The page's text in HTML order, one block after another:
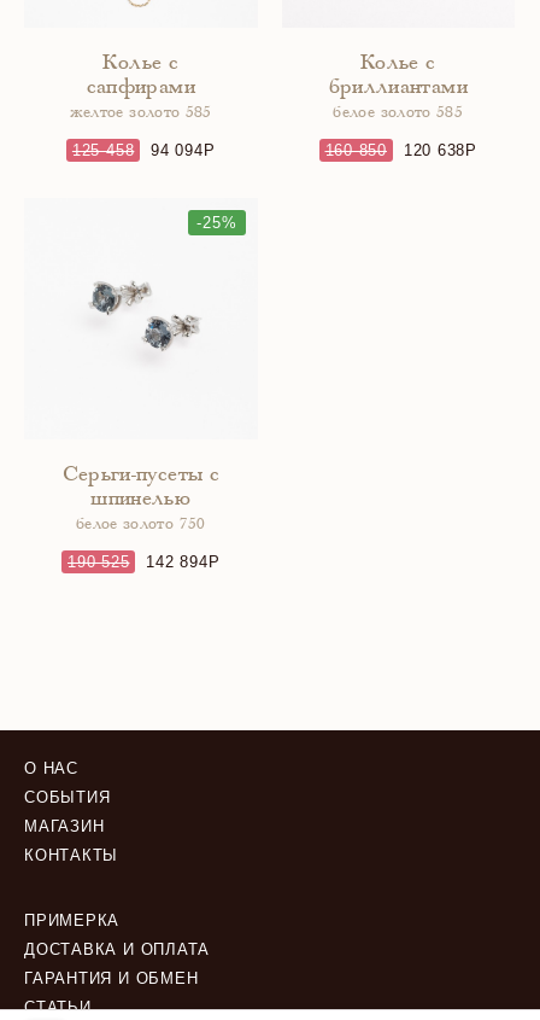
Колье с
сапфирами
желтое золото 585
125 458 94 094
Колье с
бриллиантами
белое золото 585
160 850 120 638
-25%
Серьги-пусеты с
шпинелью
белое золото 750
190 525 142 894
О НАС
СОБЫТИЯ
МАГАЗИН
КОНТАКТЫ
ПРИМЕРКА
ДОСТАВКА И ОПЛАТА
ГАРАНТИЯ И ОБМЕН
СТАТЬИ